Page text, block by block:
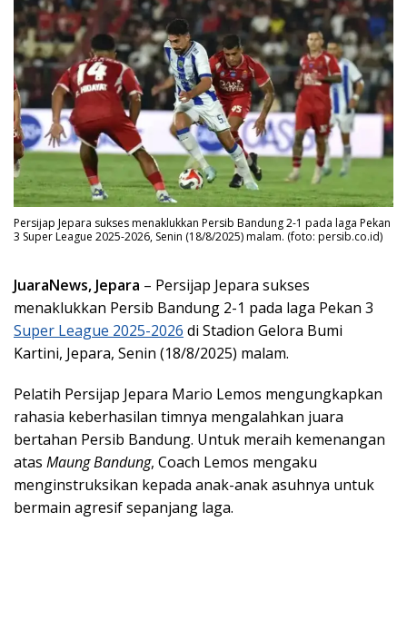
Persijap Jepara sukses menaklukkan Persib Bandung 2-1 pada laga Pekan
3 Super League 2025-2026, Senin (18/8/2025) malam. (foto: persib.co.id)
JuaraNews, Jepara – Persijap Jepara sukses
menaklukkan Persib Bandung 2-1 pada laga Pekan 3
Super League 2025-2026 di Stadion Gelora Bumi
Kartini, Jepara, Senin (18/8/2025) malam.
Pelatih Persijap Jepara Mario Lemos mengungkapkan
rahasia keberhasilan timnya mengalahkan juara
bertahan Persib Bandung. Untuk meraih kemenangan
atas Maung Bandung, Coach Lemos mengaku
menginstruksikan kepada anak-anak asuhnya untuk
bermain agresif sepanjang laga.